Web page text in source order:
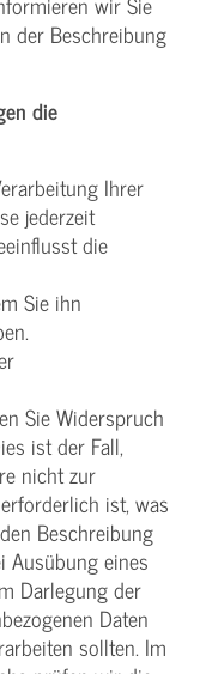
der Beschreibung
die
Ihrer
jederzeit
die
Sie ihn
Sie Widerspruch
ist der Fall,
nicht zur
ist, was
Beschreibung
Ausübung eines
Darlegung der
Daten
sollten. Im